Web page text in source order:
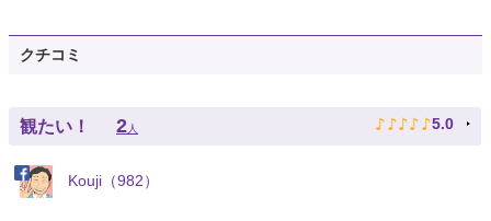
クチコミ
観たい！ 2人 ♪ ♪ ♪ ♪ ♪ 5.0
Kouji（982）